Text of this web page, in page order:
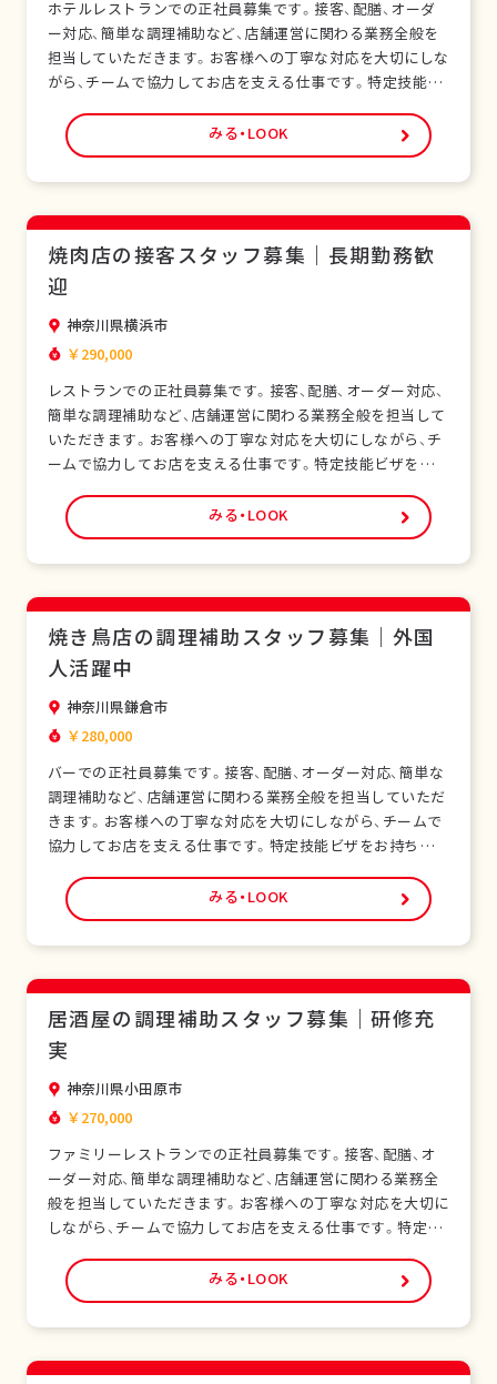
ホテルレストランでの正社員募集です。接客、配膳、オーダ
ー対応、簡単な調理補助など、店舗運営に関わる業務全般を
担当していただきます。お客様への丁寧な対応を大切にしな
がら、チームで協力してお店を支える仕事です。特定技能ビ
環境です。未経験の方でも研修制度があり、日本の飲食サー
ビスを基礎から学べます。正社員として安定した雇用形態
で、長期的なキャリア形成が可能です。シフト制…
みる・LOOK
焼肉店の接客スタッフ募集｜長期勤務歓
迎
神奈川県横浜市
￥290,000
レストランでの正社員募集です。接客、配膳、オーダー対応、
簡単な調理補助など、店舗運営に関わる業務全般を担当して
いただきます。お客様への丁寧な対応を大切にしながら、チ
ームで協力してお店を支える仕事です。特定技能ビザをお持
す。未経験の方でも研修制度があり、日本の飲食サービスを
基礎から学べます。正社員として安定した雇用形態で、長期
的なキャリア形成が可能です。シフト制勤務で…
みる・LOOK
焼き鳥店の調理補助スタッフ募集｜外国
人活躍中
神奈川県鎌倉市
￥280,000
バーでの正社員募集です。接客、配膳、オーダー対応、簡単な
調理補助など、店舗運営に関わる業務全般を担当していただ
きます。お客様への丁寧な対応を大切にしながら、チームで
協力してお店を支える仕事です。特定技能ビザをお持ちの外
験の方でも研修制度があり、日本の飲食サービスを基礎から
学べます。正社員として安定した雇用形態で、長期的なキャ
リア形成が可能です。シフト制勤務で、現場…
みる・LOOK
居酒屋の調理補助スタッフ募集｜研修充
実
神奈川県小田原市
￥270,000
ファミリーレストランでの正社員募集です。接客、配膳、オ
ーダー対応、簡単な調理補助など、店舗運営に関わる業務全
般を担当していただきます。お客様への丁寧な対応を大切に
しながら、チームで協力してお店を支える仕事です。特定技
ける環境です。未経験の方でも研修制度があり、日本の飲食
サービスを基礎から学べます。正社員として安定した雇用形
態で、長期的なキャリア形成が可能です。シフ…
みる・LOOK